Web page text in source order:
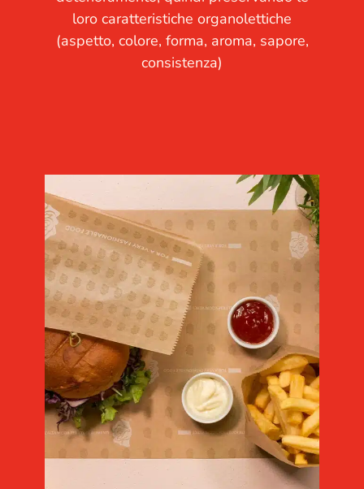
loro caratteristiche organolettiche
(aspetto, colore, forma, aroma, sapore,
consistenza)